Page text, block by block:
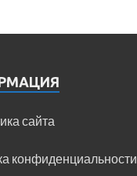
сайта
конфиденциальности